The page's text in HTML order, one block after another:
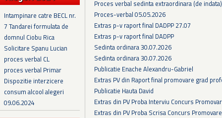
Intampinare catre BECL nr.
7 Tandarei formulata de
domnul Ciobu Rica
Solicitare Spanu Lucian
proces verbal CL
proces verbal Primar
Dispozitie interzicere
consum alcool alegeri
09.06.2024
Proces verbal sedinta extraordinara (de
Proces-verbal 05.05.2026
Extras p-v raport final DADPP 27.07
Extras p-v raport final DADPP
Sedinta ordinara 30.07.2026
Sedinta ordinara 30.07.2026
Publicatie Enache Alexandru-Gabriel
Extras PV din Raport final promovare grad
Publicatie Hauta David
Extras din PV Proba Interviu Concurs
Extras din PV Proba Scrisa Concurs